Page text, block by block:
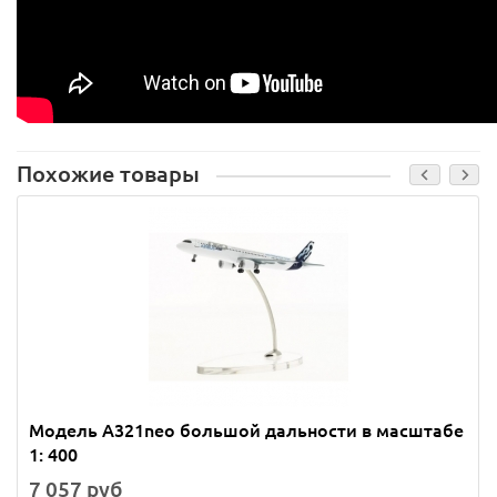
Похожие товары
Модель A321neo большой дальности в масштабе
1: 400
7 057 руб